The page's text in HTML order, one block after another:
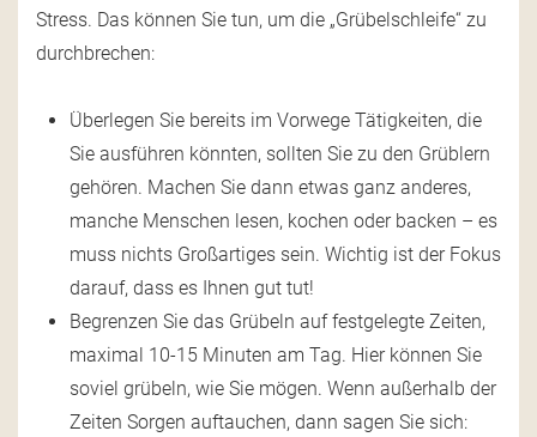
Stress. Das können Sie tun, um die „Grübelschleife“ zu
durchbrechen:
Überlegen Sie bereits im Vorwege Tätigkeiten, die
Sie ausführen könnten, sollten Sie zu den Grüblern
gehören. Machen Sie dann etwas ganz anderes,
manche Menschen lesen, kochen oder backen – es
muss nichts Großartiges sein. Wichtig ist der Fokus
darauf, dass es Ihnen gut tut!
Begrenzen Sie das Grübeln auf festgelegte Zeiten,
maximal 10-15 Minuten am Tag. Hier können Sie
soviel grübeln, wie Sie mögen. Wenn außerhalb der
Zeiten Sorgen auftauchen, dann sagen Sie sich: